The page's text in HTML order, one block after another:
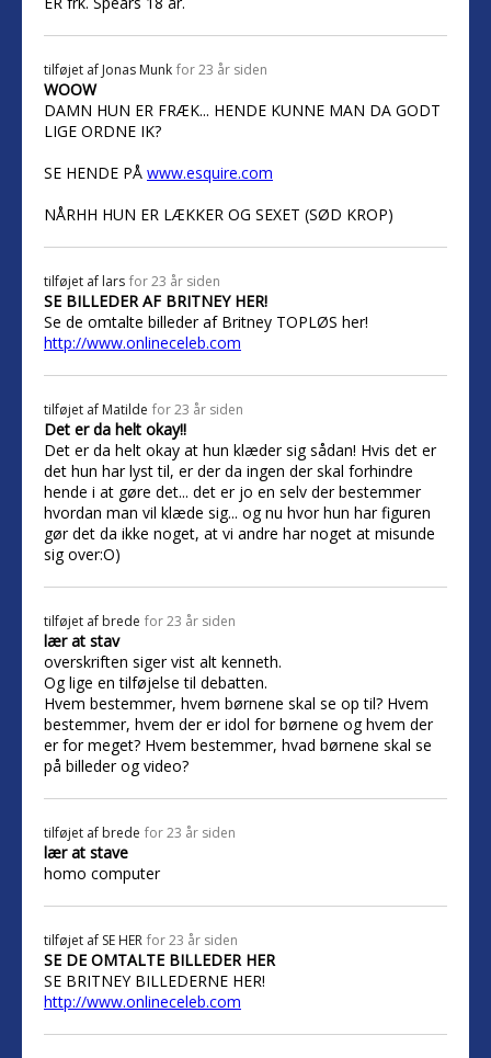
tilføjet af Jonas Munk for 23 år siden
WOOW
DAMN HUN ER FRÆK... HENDE KUNNE MAN DA GODT
LIGE ORDNE IK?
SE HENDE PÅ www.esquire.com
NÅRHH HUN ER LÆKKER OG SEXET (SØD KROP)
tilføjet af lars for 23 år siden
SE BILLEDER AF BRITNEY HER!
Se de omtalte billeder af Britney TOPLØS her!
http://www.onlineceleb.com
tilføjet af Matilde for 23 år siden
Det er da helt okay!!
Det er da helt okay at hun klæder sig sådan! Hvis det er
det hun har lyst til, er der da ingen der skal forhindre
hende i at gøre det... det er jo en selv der bestemmer
hvordan man vil klæde sig... og nu hvor hun har figuren
gør det da ikke noget, at vi andre har noget at misunde
sig over:O)
tilføjet af brede for 23 år siden
lær at stav
overskriften siger vist alt kenneth.
Og lige en tilføjelse til debatten.
Hvem bestemmer, hvem børnene skal se op til? Hvem
bestemmer, hvem der er idol for børnene og hvem der
er for meget? Hvem bestemmer, hvad børnene skal se
på billeder og video?
tilføjet af brede for 23 år siden
lær at stave
homo computer
tilføjet af SE HER for 23 år siden
SE DE OMTALTE BILLEDER HER
SE BRITNEY BILLEDERNE HER!
http://www.onlineceleb.com